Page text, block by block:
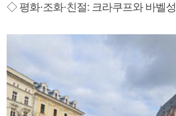
◇ 평화·조화·친절: 크라쿠프와 바벨성